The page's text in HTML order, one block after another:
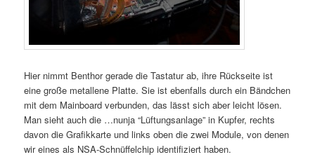
Hier nimmt Benthor gerade die Tastatur ab, ihre Rückseite ist
eine große metallene Platte. Sie ist ebenfalls durch ein Bändchen
mit dem Mainboard verbunden, das lässt sich aber leicht lösen.
Man sieht auch die …nunja “Lüftungsanlage” in Kupfer, rechts
davon die Grafikkarte und links oben die zwei Module, von denen
wir eines als NSA-Schnüffelchip identifiziert haben.